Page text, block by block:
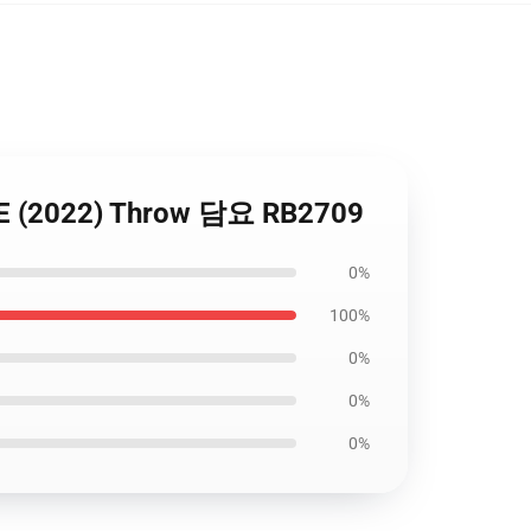
(2022) Throw 담요 RB2709
0%
100%
0%
0%
0%